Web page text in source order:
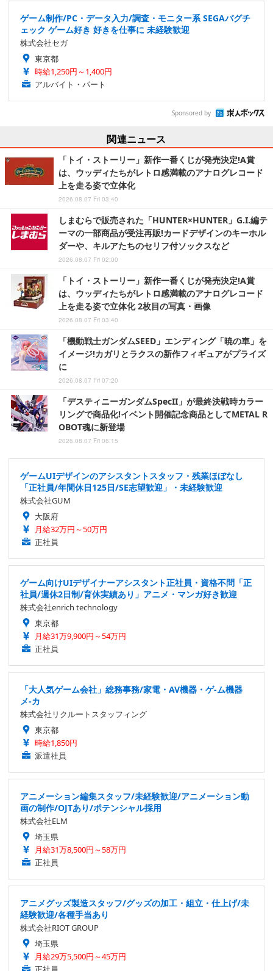
ゲーム制作/PC・データ入力/調査・モニター系 SEGAバグチ
ェック ゲーム好き 好きを仕事に 未経験歓迎
株式会社セガ
東京都
時給1,250円～1,400円
アルバイト・パート
Sponsored by
関連ニュース
「トイ・ストーリー」新作一番くじが発売決定!A賞
は、ウッディたちがレトロ感満載のアナログレコード
上を走る姿で立体化
2026.08.07 Fri 03:40
しまむらで販売された「HUNTER×HUNTER」G.I.編テ
ーマの一部商品が受注再販!カードデザインのキーホル
ダーや、キルアたちのセリフ付ソックスなど
2026.08.07 Fri 02:00
「トイ・ストーリー」新作一番くじが発売決定!A賞
は、ウッディたちがレトロ感満載のアナログレコード
上を走る姿で立体化 2枚目の写真・画像
2026.08.07 Fri 03:40
「機動戦士ガンダムSEED」エンディング「暁の車」を
イメージ!カガリとラクスの新作フィギュアがプライズ
に
2026.08.07 Fri 07:20
「デスティニーガンダムSpecII」が最終決戦時カラー
リングで商品化!イベント開催記念商品としてMETAL R
OBOT魂に新登場
2026.08.07 Fri 06:15
ゲームUIデザインのアシスタントスタッフ・残業ほぼなし
「正社員/年間休日125日/SE志望歓迎」・未経験歓迎
株式会社GUM
大阪府
月給32万円～50万円
正社員
ゲーム向けUIデザイナーアシスタント正社員・資格不問「正
社員/週休2日制/育休実績あり」アニメ・マンガ好き歓迎
株式会社enrich technology
東京都
月給31万9,900円～54万円
正社員
「大人気ゲーム会社」総務事務/家電・AV機器・ゲ-ム機器
メ-カ
株式会社リクルートスタッフィング
東京都
時給1,850円
派遣社員
アニメーション編集スタッフ/未経験歓迎/アニメーション動
画の制作/OJTあり/ポテンシャル採用
株式会社ELM
埼玉県
月給31万8,500円～58万円
正社員
アニメグッズ製造スタッフ/グッズの加工・組立・仕上げ/未
経験歓迎/各種手当あり
株式会社RIOT GROUP
埼玉県
月給29万5,500円～45万円